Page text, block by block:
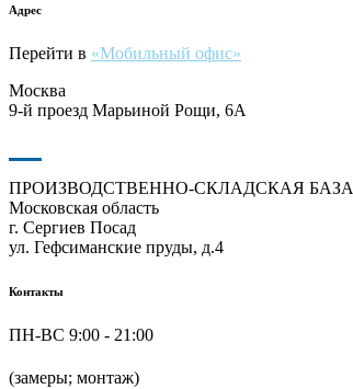
Адрес
Перейти в «Мобильный офис»
Москва
9-й проезд Марьиной Рощи, 6А
ПРОИЗВОДСТВЕННО-СКЛАДСКАЯ БАЗА
Московская область
г. Сергиев Посад
ул. Гефсиманские пруды, д.4
Контакты
ПН-ВС 9:00 - 21:00
(замеры; монтаж)